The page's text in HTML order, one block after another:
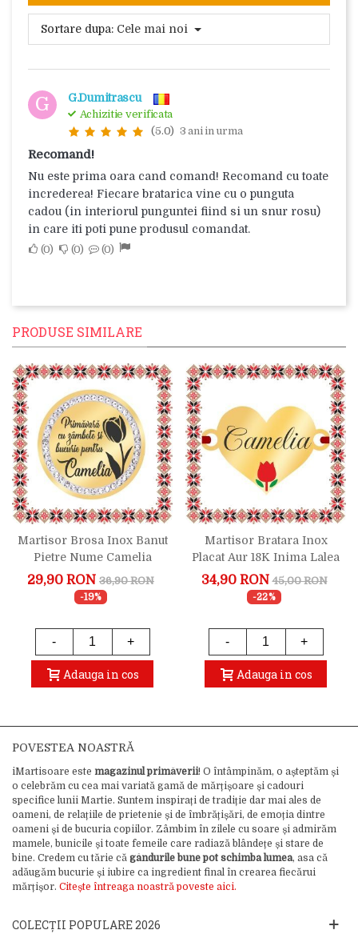
Sortare dupa: Cele mai noi
G G.Dumitrascu
Achizitie verificata
(5.0) 3 ani in urma
Recomand!
Nu este prima oara cand comand! Recomand cu toate
increderea! Fiecare bratarica vine cu o punguta
cadou (in interiorul punguntei fiind si un snur rosu)
in care iti poti pune produsul comandat.
0 0 0
PRODUSE SIMILARE
Martisor Brosa Inox Banut
Pietre Nume Camelia
Auriu
29,90 RON 36,90 RON
-19%
- +
Adauga in cos
Martisor Bratara Inox
Placat Aur 18K Inima Lalea
Nume Camelia
34,90 RON 45,00 RON
-22%
- +
Adauga in cos
POVESTEA NOASTRĂ
iMartisoare este magazinul primăverii! O întâmpinăm, o așteptăm și
o celebrăm cu cea mai variată gamă de mărțișoare și cadouri
specifice lunii Martie. Suntem inspirați de tradiție dar mai ales de
oameni, de relațiile de prietenie și de îmbrățișări, de emoția dintre
oameni și de bucuria copiilor. Zâmbim în zilele cu soare și admirăm
mamele, bunicile și toate femeile care radiază blândețe și stare de
bine. Credem cu tărie că gândurile bune pot schimba lumea, asa că
adăugăm bucurie și iubire ca ingredient final în crearea fiecărui
mărțișor. Citește întreaga noastră poveste aici.
COLECȚII POPULARE 2026